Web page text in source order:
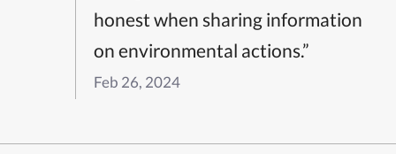
honest when sharing information
on environmental actions.”
Feb 26, 2024